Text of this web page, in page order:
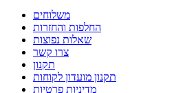
משלוחים
החלפות והחזרות
שאלות נפוצות
צרו קשר
תקנון
תקנון מועדון לקוחות
מדיניות פרטיות